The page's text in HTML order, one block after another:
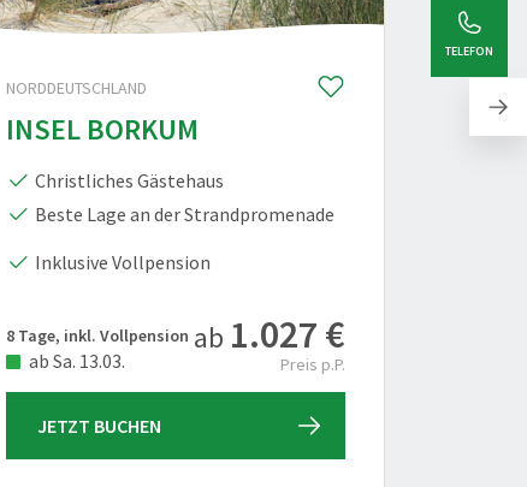
NORDDEUTSCHLAND
INSEL BORKUM
Christliches Gästehaus
Beste Lage an der Strandpromenade
Inklusive Vollpension
8 Tage, inkl. Vollpension
ab Sa. 13.03.
ab 1.027 €
Preis p.P.
JETZT BUCHEN
TELEFON